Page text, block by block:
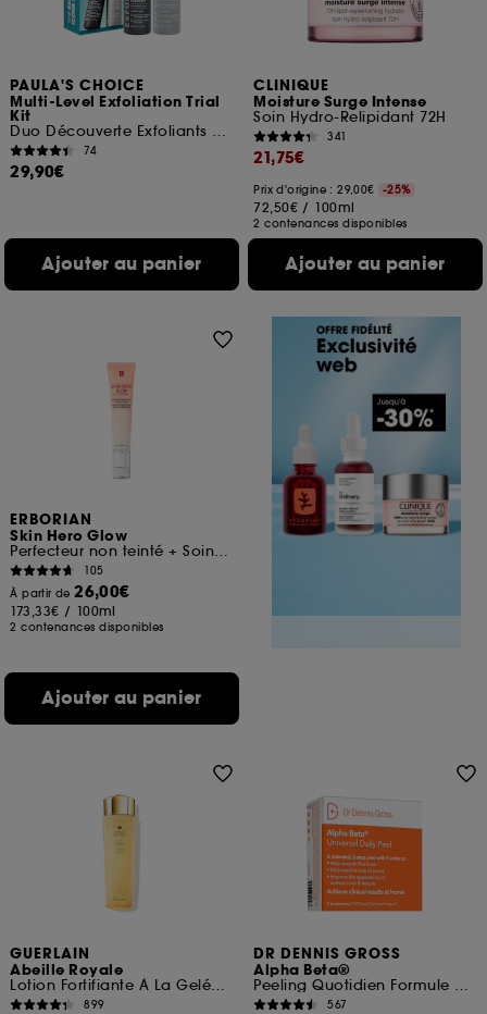
PAULA'S CHOICE
Multi-Level Exfoliation Trial
Kit
Duo Découverte Exfoliants AHA + BHA
74
29,90€
Ajouter au panier
CLINIQUE
Moisture Surge Intense
Soin Hydro-Relipidant 72H
341
21,75€
Prix d'origine : 29,00€ -25%
72,50€ / 100ml
2 contenances disponibles
Ajouter au panier
ERBORIAN
Skin Hero Glow
Perfecteur non teinté + Soin booster d'éclat 7 jours**
105
À partir de26,00€
173,33€ / 100ml
2 contenances disponibles
Ajouter au panier
GUERLAIN
Abeille Royale
Lotion Fortifiante À La Gelée Royale
899
DR DENNIS GROSS
Alpha Beta®
Peeling Quotidien Formule Universelle
567